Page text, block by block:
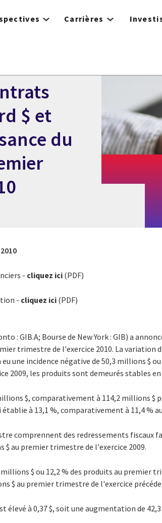
Carrières
$ et
du
- cliquez ici (PDF)
- cliquez ici (PDF)
: GIB.A; Bourse de New York : GIB) a
trimestre de l'exercice 2010. La variation
une incidence négative de 50,3 millions $
2009, les produits sont demeurés stables
$, comparativement à 114,2 millions $
à 13,1 %, comparativement à 11,4 %
comprennent des redressements fiscaux
au premier trimestre de l'exercice 2009.
$ ou 12,2 % des produits au premier
$ au premier trimestre de l'exercice
élevé à 0,37 $, soit une augmentation de